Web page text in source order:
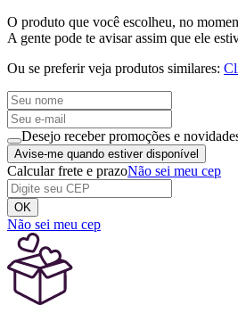
O produto que você escolheu, no
A gente pode te avisar assim que ele
Ou se preferir veja produtos similares:
Desejo receber promoções e
Avise-me quando estiver disponível
Calcular frete e prazoNão sei meu cep
OK
Não sei meu cep